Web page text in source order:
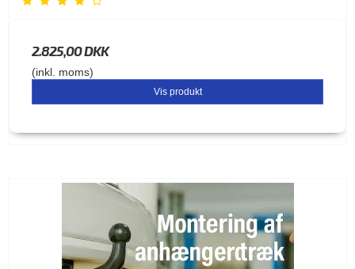
2.825,00 DKK
(inkl. moms)
Vis produkt